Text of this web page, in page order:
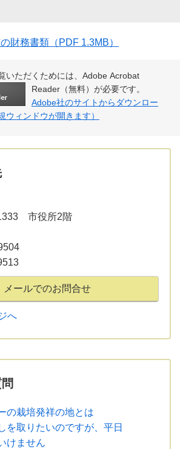
財務書類 （PDF 1.3MB）
いただくためには、Adobe Acrobat
Reader（無料）が必要です。
Adobe社のサイトからダウンロー
ウィンドウが開きます）
市役所2階
へ
の栽培発祥の地とは
を取りたいのですが、平日
けません